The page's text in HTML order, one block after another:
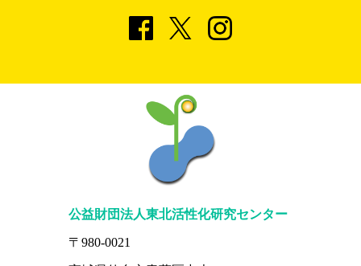
公益財団法人東北活性化研究センター
〒980-0021